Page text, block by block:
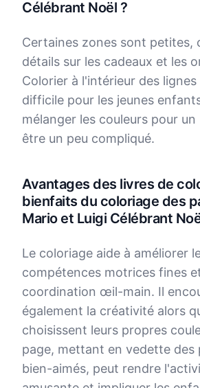
Célébrant Noël ?
Certaines zones sont petites,
détails sur les cadeaux et les
Colorier à l'intérieur des
difficile pour les jeunes
mélanger les couleurs pour
être un peu compliqué.
Avantages des livres de
bienfaits du coloriage des
Mario et Luigi Célébrant
Le coloriage aide à améliorer
compétences motrices fines
coordination œil-main. Il
également la créativité alors
choisissent leurs propres
page, mettant en vedette des
bien-aimés, peut rendre